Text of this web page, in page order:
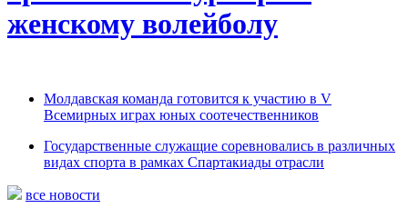
женскому волейболу
Молдавская команда готовится к участию в V
Всемирных играх юных соотечественников
Государственные служащие соревновались в различных
видах спорта в рамках Спартакиады отрасли
все новости